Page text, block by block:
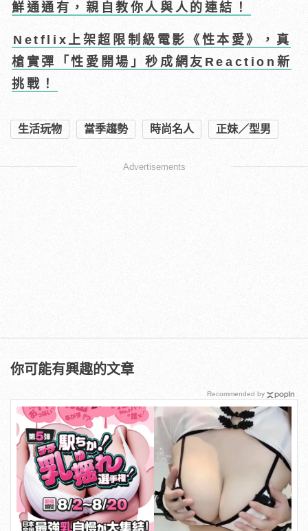
鮮通通有，親自教你人與人的連結！
Netflix上架超限制級電影《性本愛》，真
槍實彈「性愛開場」秒成網友Reaction新
挑戰！
生活玩物 當季趨勢 時尚名人 正妹／型男
Advertisements
你可能有興趣的文章
Recommended by